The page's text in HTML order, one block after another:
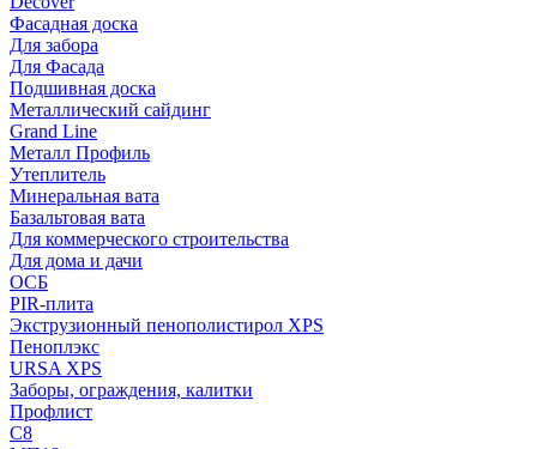
Фасадная доска
Для забора
Для Фасада
Подшивная доска
Металлический сайдинг
Grand Line
Металл Профиль
Утеплитель
Минеральная вата
Базальтовая вата
Для коммерческого строительства
Для дома и дачи
ОСБ
PIR-плита
Экструзионный пенополистирол XPS
Пеноплэкс
URSA XPS
Заборы, ограждения, калитки
Профлист
С8